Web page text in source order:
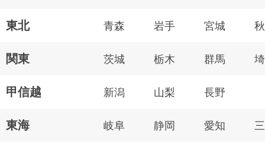
東北 青森 岩手 宮城
関東 茨城 栃木 群馬
甲信越 新潟 山梨 長野
東海 岐阜 静岡 愛知